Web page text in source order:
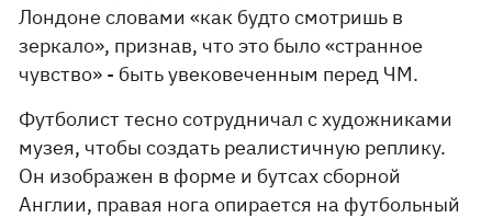
Лондоне словами «как будто смотришь в
зеркало», признав, что это было «странное
чувство» - быть увековеченным перед ЧМ.
Футболист тесно сотрудничал с художниками
музея, чтобы создать реалистичную реплику.
Он изображен в форме и бутсах сборной
Англии, правая нога опирается на футбольный